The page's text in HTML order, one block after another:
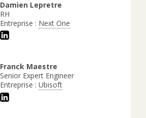
Damien Lepretre
RH
Entreprise : Next One
Franck Maestre
Senior Expert Engineer
Entreprise : Ubisoft